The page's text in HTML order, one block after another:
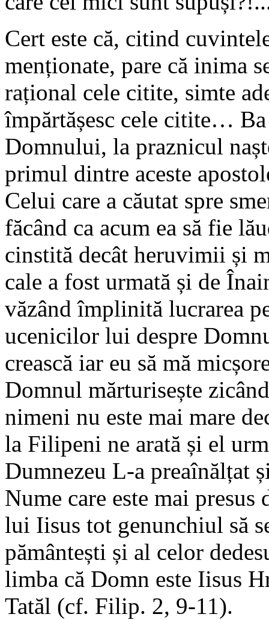
Cert este că, citind
menționate, pare că inima
rațional cele citite, simte
împărtășesc cele citite…
Domnului, la praznicul
primul dintre aceste
Celui care a căutat spre
făcând ca acum ea să fie
cinstită decât heruvimii și
cale a fost urmată și de
văzând împlinită lucrarea
ucenicilor lui despre
crească iar eu să mă
Domnul mărturisește
nimeni nu este mai mare
la Filipeni ne arată și el
Dumnezeu L-a preaînălțat
Nume care este mai
lui Iisus tot genunchiul să
pământești și al celor
limba că Domn este Iisus
Tatăl (cf. Filip. 2, 9-11).